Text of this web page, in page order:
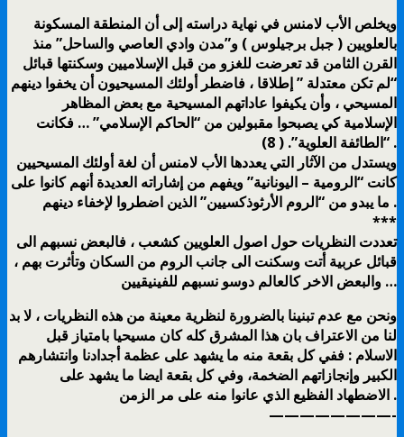
ويخلص الأب لامنس في نهاية دراسته إلى أن المنطقة المسكونة
بالعلويين ( جبل برجيلوس ) و”مدن وادي العاصي والساحل” منذ
القرن الثامن قد تعرضت للغزو من قبل الإسلاميين وسكنتها قبائل
“لم تكن معتدلة ” إطلاقا ، فاضطر أولئك المسيحيون أن يخفوا دينهم
المسيحي ، وأن يكيفوا عاداتهم المسيحية مع بعض المظاهر
الإسلامية كي يصبحوا مقبولين من “الحاكم الإسلامي” … فكانت
“الطائفة العلوية”. ( 8) .
ويستدل من الآثار التي يعددها الأب لامنس أن لغة أولئك المسيحيين
كانت “الرومية – اليونانية” ويفهم من إشاراته العديدة أنهم كانوا على
ما يبدو من “الروم الأرثوذكسيين” الذين اضطروا لإخفاء دينهم .
***
تعددت النظريات حول اصول العلويين كشعب ، فالبعض نسبهم الى
قبائل عربية أتت وسكنت الى جانب الروم من السكان وتأثرت بهم ،
والبعض الاخر كالعالم دوسو نسبهم للفينيقيين …
ونحن مع عدم تبنينا بالضرورة لنظرية معينة من هذه النظريات ، لا بد
لنا من الاعتراف بان هذا المشرق كله كان مسيحيا بامتياز قبل
الاسلام : ففي كل بقعة منه ما يشهد على عظمة أجدادنا وانتشارهم
الكبير وإنجازاتهم الضخمة، وفي كل بقعة ايضا ما يشهد على
الاضطهاد الفظيع الذي عانوا منه على مر الزمن .
————————-